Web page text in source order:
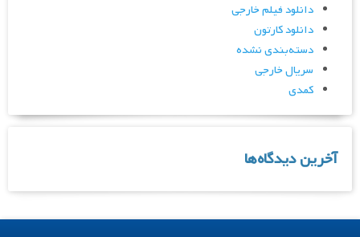
دانلود فیلم خارجی
دانلود کارتون
دسته‌بندی نشده
سریال خارجی
کمدی
آخرین دیدگاه‌ها